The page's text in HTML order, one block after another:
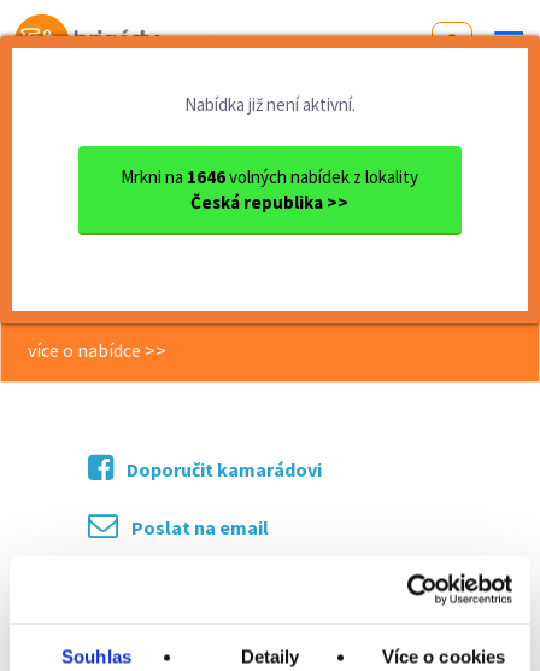
Souhlas Detaily Více o cookies
Od první brigády
Nabídka již není aktivní.
Mrkni na 1646volných nabídek z lokality
Česká republika >>
Olomoucký kraj
okres Šumperk
Šumperk
ROSSMANN Šumperk - 155 Kč/...
ROSSMANN Šumperk - 155 Kč/h -
více o nabídce >>
Doporučit kamarádovi
Poslat na email